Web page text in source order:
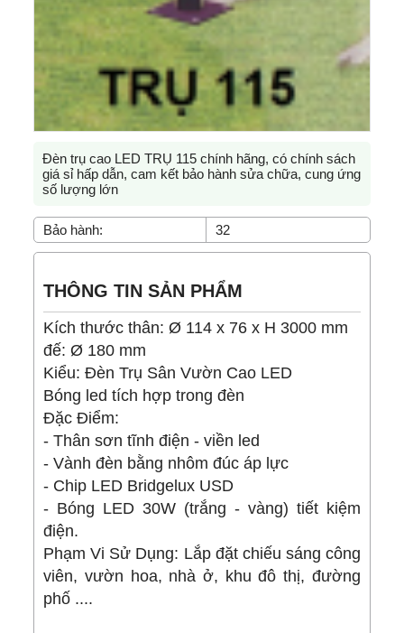
Đèn trụ cao LED TRỤ 115 chính hãng, có chính sách
giá sỉ hấp dẫn, cam kết bảo hành sửa chữa, cung ứng
số lượng lớn
Bảo hành: 32
THÔNG TIN SẢN PHẨM
Kích thước thân: Ø 114 x 76 x H 3000 mm
đế: Ø 180 mm
Kiểu: Đèn Trụ Sân Vườn Cao LED
Bóng led tích hợp trong đèn
Đặc Điểm:
- Thân sơn tĩnh điện - viền led
- Vành đèn bằng nhôm đúc áp lực
- Chip LED Bridgelux USD
- Bóng LED 30W (trắng - vàng) tiết kiệm
điện.
Phạm Vi Sử Dụng: Lắp đặt chiếu sáng công
viên, vườn hoa, nhà ở, khu đô thị, đường
phố ....